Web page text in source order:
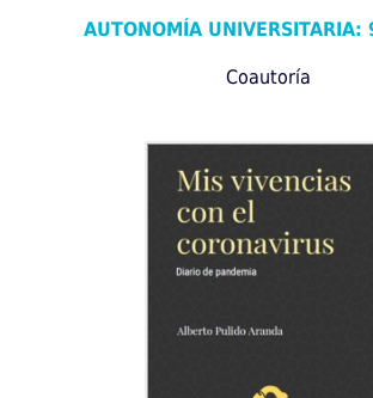
AUTONOMÍA UNIVERSITARIA:
Coautoría